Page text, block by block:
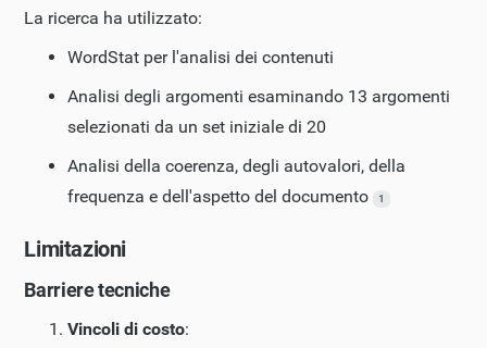
La ricerca ha utilizzato:
WordStat per l'analisi dei contenuti
Analisi degli argomenti esaminando 13 argomenti
selezionati da un set iniziale di 20
Analisi della coerenza, degli autovalori, della
frequenza e dell'aspetto del documento
1
Limitazioni
Barriere tecniche
Vincoli di costo: